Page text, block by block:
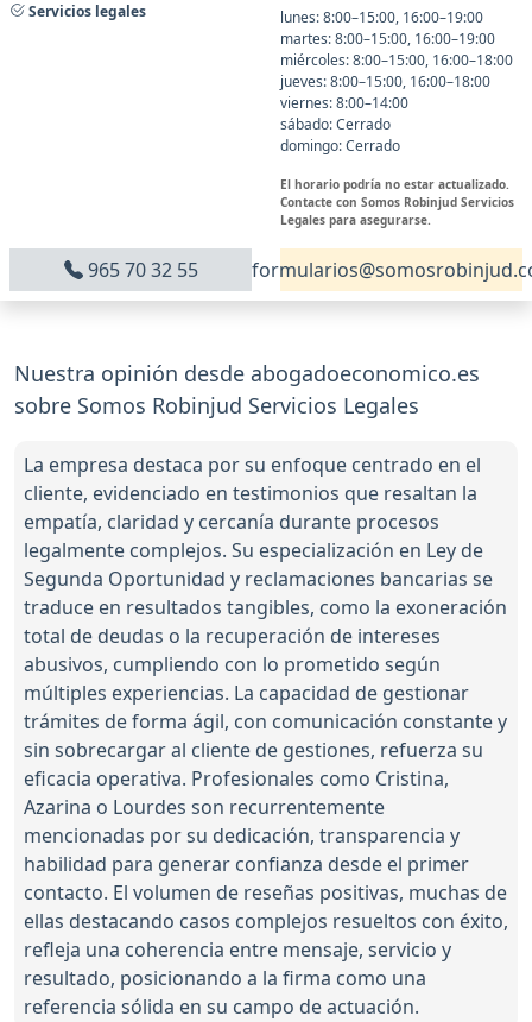
Servicios legales
lunes: 8:00–15:00, 16:00–19:00
martes: 8:00–15:00, 16:00–19:00
miércoles: 8:00–15:00, 16:00–18:00
jueves: 8:00–15:00, 16:00–18:00
viernes: 8:00–14:00
sábado: Cerrado
domingo: Cerrado
El horario podría no estar actualizado.
Contacte con Somos Robinjud Servicios
Legales para asegurarse.
965 70 32 55
Nuestra opinión desde abogadoeconomico.es
sobre Somos Robinjud Servicios Legales
La empresa destaca por su enfoque centrado en el
cliente, evidenciado en testimonios que resaltan la
empatía, claridad y cercanía durante procesos
legalmente complejos. Su especialización en Ley de
Segunda Oportunidad y reclamaciones bancarias se
traduce en resultados tangibles, como la exoneración
total de deudas o la recuperación de intereses
abusivos, cumpliendo con lo prometido según
múltiples experiencias. La capacidad de gestionar
trámites de forma ágil, con comunicación constante y
sin sobrecargar al cliente de gestiones, refuerza su
eficacia operativa. Profesionales como Cristina,
Azarina o Lourdes son recurrentemente
mencionadas por su dedicación, transparencia y
habilidad para generar confianza desde el primer
contacto. El volumen de reseñas positivas, muchas de
ellas destacando casos complejos resueltos con éxito,
refleja una coherencia entre mensaje, servicio y
resultado, posicionando a la firma como una
referencia sólida en su campo de actuación.